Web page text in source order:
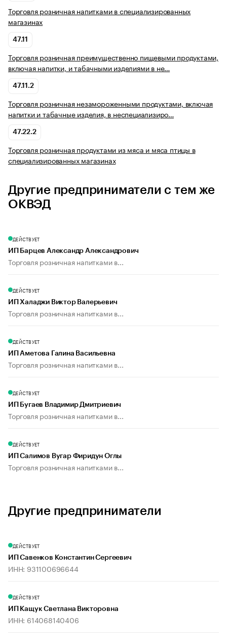
Торговля розничная напитками в специализированных
магазинах
47.11
Торговля розничная преимущественно пищевыми продуктами,
включая напитки, и табачными изделиями в не…
47.11.2
Торговля розничная незамороженными продуктами, включая
напитки и табачные изделия, в неспециализиро…
47.22.2
Торговля розничная продуктами из мяса и мяса птицы в
специализированных магазинах
Другие предприниматели с тем же
ОКВЭД
ДЕЙСТВУЕТ
ИП Барцев Александр Александрович
Торговля розничная напитками в...
ДЕЙСТВУЕТ
ИП Халаджи Виктор Валерьевич
Торговля розничная напитками в...
ДЕЙСТВУЕТ
ИП Аметова Галина Васильевна
Торговля розничная напитками в...
ДЕЙСТВУЕТ
ИП Бугаев Владимир Дмитриевич
Торговля розничная напитками в...
ДЕЙСТВУЕТ
ИП Салимов Вугар Фиридун Оглы
Торговля розничная напитками в...
Другие предприниматели
ДЕЙСТВУЕТ
ИП Савенков Константин Сергеевич
ИНН: 931100696644
ДЕЙСТВУЕТ
ИП Кащук Светлана Викторовна
ИНН: 614068140406